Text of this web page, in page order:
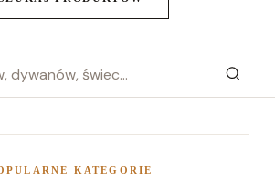
KATEGORIE